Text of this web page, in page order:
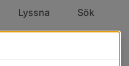
Lyssna Sök